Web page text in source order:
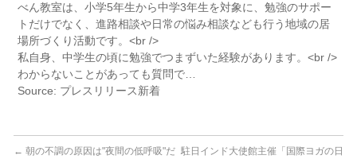
べん教室は、小学5年生から中学3年生を対象に、勉強のサポー
トだけでなく、進路相談や日常の悩み相談なども行う地域の居
場所づくり活動です。<br />
私自身、中学生の頃に勉強でつまずいた経験があります。<br />
わからないことがあっても質問で…
Source: プレスリリース新着
← 朝の不調の原因は"夜間の低呼吸"だ 駐日インド大使館主催「国際ヨガの日